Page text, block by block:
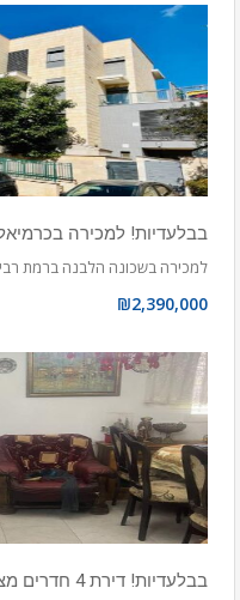
בבלעדיות! למכירה בכרמיאל
למכירה בשכונה הלבנה ברמת
₪2,390,000
בבלעדיות!